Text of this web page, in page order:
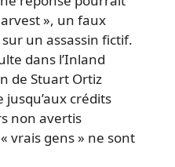
», un faux
un assassin fictif.
dans l’Inland
de Stuart Ortiz
crédits
non avertis
vrais gens » ne sont